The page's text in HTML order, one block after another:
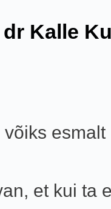
dr Kalle
esmalt
et kui ta